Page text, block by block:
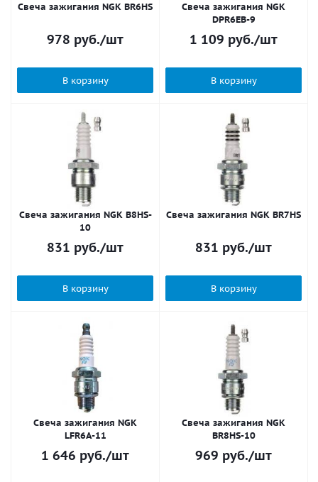
Свеча зажигания NGK BR6HS
978 руб./шт
В корзину
Свеча зажигания NGK
DPR6EB-9
1 109 руб./шт
В корзину
Свеча зажигания NGK B8HS-
10
831 руб./шт
В корзину
Свеча зажигания NGK BR7HS
831 руб./шт
В корзину
Свеча зажигания NGK
LFR6A-11
1 646 руб./шт
Свеча зажигания NGK
BR8HS-10
969 руб./шт